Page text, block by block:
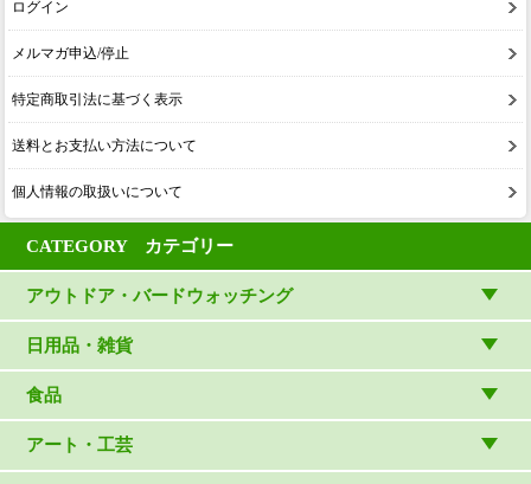
ログイン
メルマガ申込/停止
特定商取引法に基づく表示
送料とお支払い方法について
個人情報の取扱いについて
CATEGORY カテゴリー
アウトドア・バードウォッチング
アウトドアウェア
アウトドア雑貨
バードウォッチング用品
日用品・雑貨
リビング・キッチン・ファッション
ゲーム・ホビー・文具
食品
食品
アート・工芸